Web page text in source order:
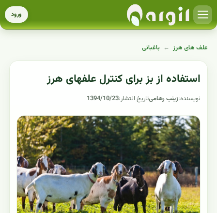
ورود
علف های هرز ← باغبانی
استفاده از بز برای کنترل علفهای هرز
نویسنده:زینب رهامیتاریخ انتشار:1394/10/23